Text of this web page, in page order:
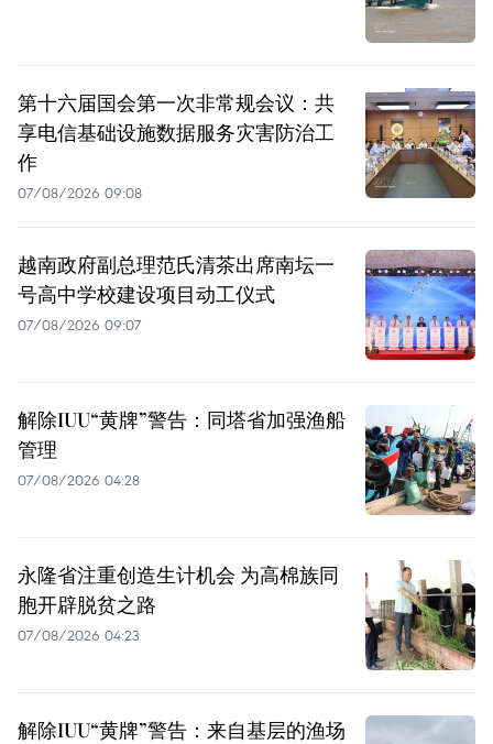
第十六届国会第一次非常规会议：共
享电信基础设施数据服务灾害防治工
作
07/08/2026 09:08
越南政府副总理范氏清茶出席南坛一
号高中学校建设项目动工仪式
07/08/2026 09:07
解除IUU“黄牌”警告：同塔省加强渔船
管理
07/08/2026 04:28
永隆省注重创造生计机会 为高棉族同
胞开辟脱贫之路
07/08/2026 04:23
解除IUU“黄牌”警告：来自基层的渔场